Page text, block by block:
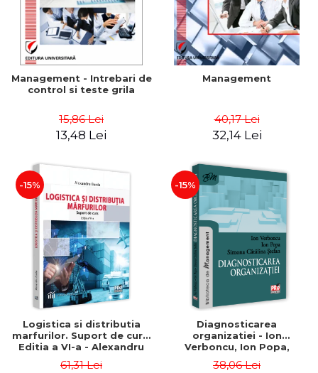
Management - Intrebari de
control si teste grila
15,86 Lei
13,48 Lei
Management
40,17 Lei
32,14 Lei
-15%
Logistica si distributia
marfurilor. Suport de curs.
Editia a VI-a - Alexandru
61,31 Lei
-15%
Diagnosticarea
organizatiei - Ion
Verboncu, Ion Popa,
38,06 Lei